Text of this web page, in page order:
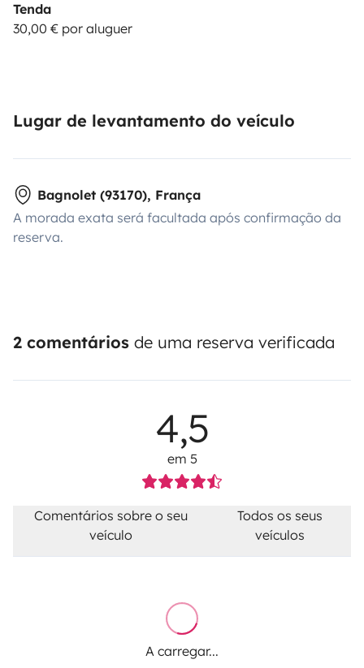
Tenda
30,00 € por aluguer
Lugar de levantamento do veículo
Bagnolet (93170), França
A morada exata será facultada após confirmação da
reserva.
2 comentários de uma reserva verificada
4,5
em 5
Comentários sobre o seu
veículo
Todos os seus
veículos
A carregar...